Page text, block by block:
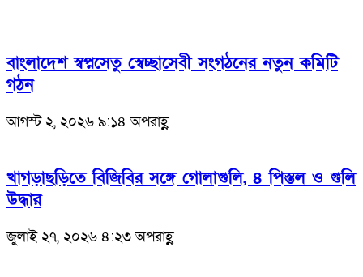
বাংলাদেশ স্বপ্নসেতু স্বেচ্ছাসেবী সংগঠনের নতুন কমিটি
গঠন
আগস্ট ২, ২০২৬ ৯:১৪ অপরাহ্ণ
খাগড়াছড়িতে বিজিবির সঙ্গে গোলাগুলি, ৪ পিস্তল ও গুলি
উদ্ধার
জুলাই ২৭, ২০২৬ ৪:২৩ অপরাহ্ণ